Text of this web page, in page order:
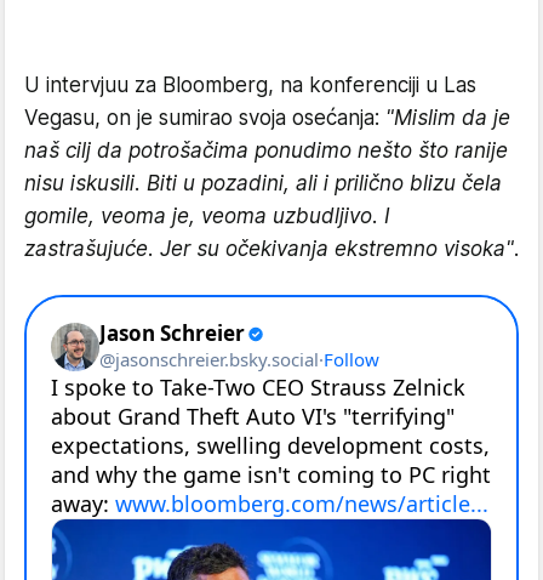
U intervjuu za Bloomberg, na konferenciji u Las
Vegasu, on je sumirao svoja osećanja: "Mislim da je
naš cilj da potrošačima ponudimo nešto što ranije
nisu iskusili. Biti u pozadini, ali i prilično blizu čela
gomile, veoma je, veoma uzbudljivo. I
zastrašujuće. Jer su očekivanja ekstremno visoka".